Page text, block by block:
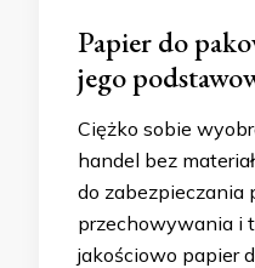
Papier do
jego
Ciężko sobie
handel bez
do zabezpieczania
przechowywania i
jakościowo papier